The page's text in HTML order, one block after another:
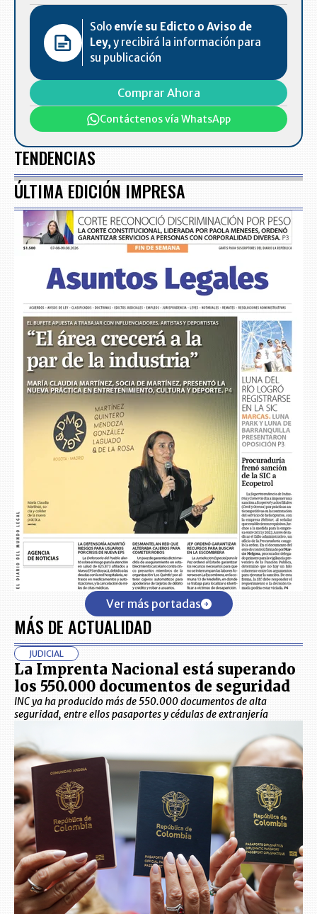
Solo envíe su Edicto o Aviso de
Ley,y recibirá la información para
su publicación
Comprar Ahora
Contáctenos vía WhatsApp
TENDENCIAS
ÚLTIMA EDICIÓN IMPRESA
Ver más portadas
MÁS DE ACTUALIDAD
JUDICIAL
La Imprenta Nacional está superando
los 550.000 documentos de seguridad
INC ya ha producido más de 550.000 documentos de alta
seguridad, entre ellos pasaportes y cédulas de extranjería